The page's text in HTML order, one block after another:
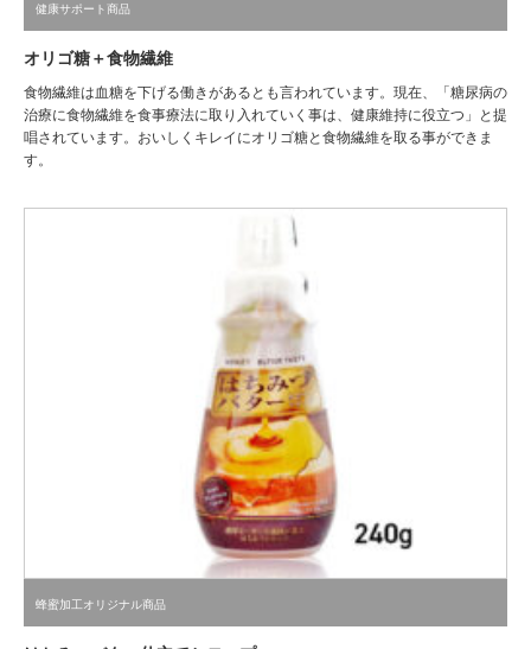
健康サポート商品
オリゴ糖＋食物繊維
食物繊維は血糖を下げる働きがあるとも言われています。現在、「糖尿病の
治療に食物繊維を食事療法に取り入れていく事は、健康維持に役立つ」と提
唱されています。おいしくキレイにオリゴ糖と食物繊維を取る事ができま
す。
蜂蜜加工オリジナル商品